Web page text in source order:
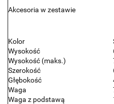
Akcesoria w zestawie
Kolor
Wysokość
Wysokość (maks.)
Szerokość
Głębokość
Waga
Waga z podstawą